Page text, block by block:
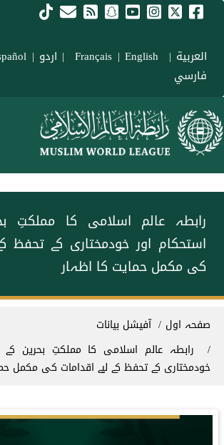
Skip to main content
العربية |
Français
| English
| اردو |
فارسي
رابطہ عالم اسلامی کا مملکتِ
استحکام اور خودمختاری کے تحفظ
کی مکمل حمایت کا اظہار
Breadcrumb
صفحہ اول
آفیشل بیانات
رابطہ عالم اسلامی کا مملکتِ بحرین کے
خودمختاری کے تحفظ کے لیے اقدامات کی مکمل